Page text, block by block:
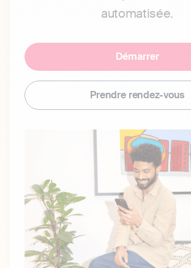
automatisée.
Démarrer
Prendre rendez-vous